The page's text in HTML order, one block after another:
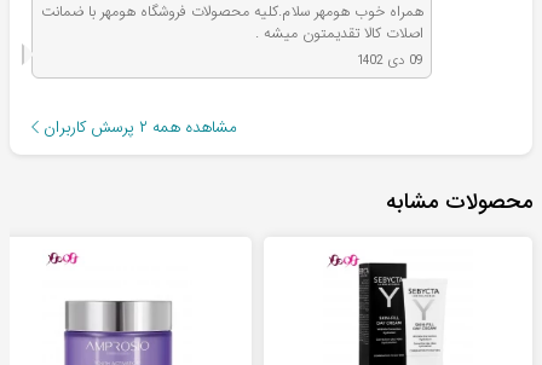
همراه خوب هومهر سلام.کلیه محصولات فروشگاه هومهر با ضمانت
اصلات کالا تقدیمتون میشه .
09 دی 1402
مشاهده همه ۲ پرسش کاربران
محصولات مشابه